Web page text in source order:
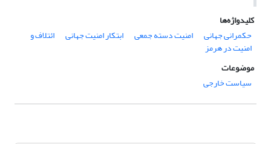
کلیدواژه‌ها
حکمرانی جهانی
امنیت دسته جمعی ابتکار امنیت جهانی ائتلاف و
امنیت در هرمز
موضوعات
سیاست خارجی